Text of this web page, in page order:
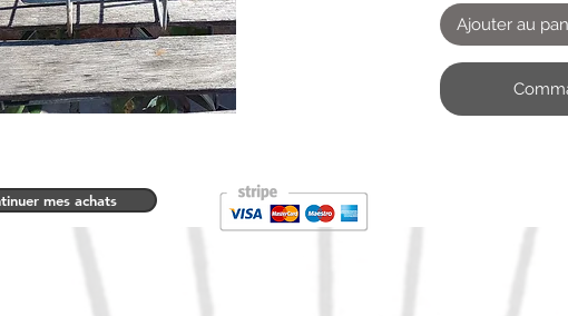
Ajouter au
mes achats